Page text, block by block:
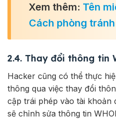
Xem thêm: Tên
Cách phòng
2.4. Thay đổi thông tin
Hacker cũng có thể thực
thông qua việc thay đổi
cập trái phép vào tài khoản
sẽ chỉnh sửa thông tin